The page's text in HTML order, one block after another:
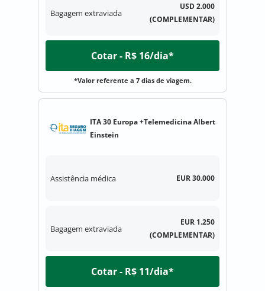
Bagagem extraviada
USD 2.000
(COMPLEMENTAR)
Cotar - R$ 16/dia*
*Valor referente a 7 dias de viagem.
ITA 30 Europa +Telemedicina Albert
Einstein
Assistência médica EUR 30.000
Bagagem extraviada
EUR 1.250
(COMPLEMENTAR)
Cotar - R$ 11/dia*